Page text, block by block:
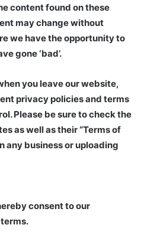
content found on these
may change without
we have the opportunity to
gone ‘bad’.
you leave our website,
privacy policies and terms
Please be sure to check the
as well as their “Terms of
any business or uploading
consent to our